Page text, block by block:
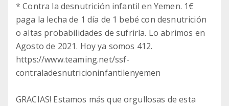
* Contra la desnutrición infantil en Yemen. 1€
paga la lecha de 1 día de 1 bebé con desnutrición
o altas probabilidades de sufrirla. Lo abrimos en
Agosto de 2021. Hoy ya somos 412.
https://www.teaming.net/ssf-
contraladesnutricioninfantilenyemen
GRACIAS! Estamos más que orgullosas de esta